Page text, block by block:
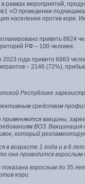
в рамках мероприятий,
«О проведении
населения против кори.
привить 8824
РФ – 100 человек.
года привито 6863
– 2146 (72%),
Республике
средством
применяются вакцины,
ВОЗ. Вакцинация
который
в возрасте 1 года и в 6
она проводится
показана взрослым до 35
кори.